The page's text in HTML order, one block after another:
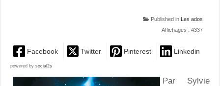
Published in
Les ados
Affichages : 4337
Facebook Twitter Pinterest Linkedin
powered by social2s
Par Sylvie